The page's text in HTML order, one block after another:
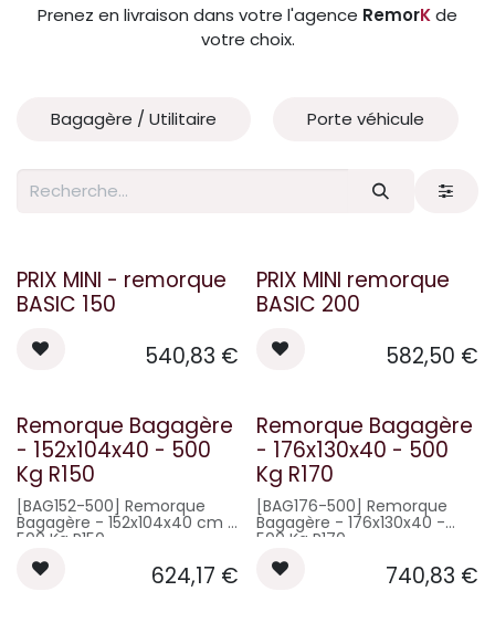
Prenez en livraison dans votre l'agence RemorKde
votre choix.
Bagagère / Utilitaire Porte véhicule
PRIX MINI - remorque
BASIC 150
540,83 €
PRIX MINI remorque
BASIC 200
582,50 €
Remorque Bagagère
- 152x104x40 - 500
Kg R150
[BAG152-500] Remorque
Bagagère - 152x104x40 cm -
500 Kg R150
Remorque basculante
Châssis mécano-soudé et
galvanisé à chaud avec
624,17 €
Remorque Bagagère
- 176x130x40 - 500
Kg R170
[BAG176-500] Remorque
Bagagère - 176x130x40 -
500 Kg R170
Remorque basculante
Châssis mécano-soudé et
galvanisé à chaud avec
740,83 €